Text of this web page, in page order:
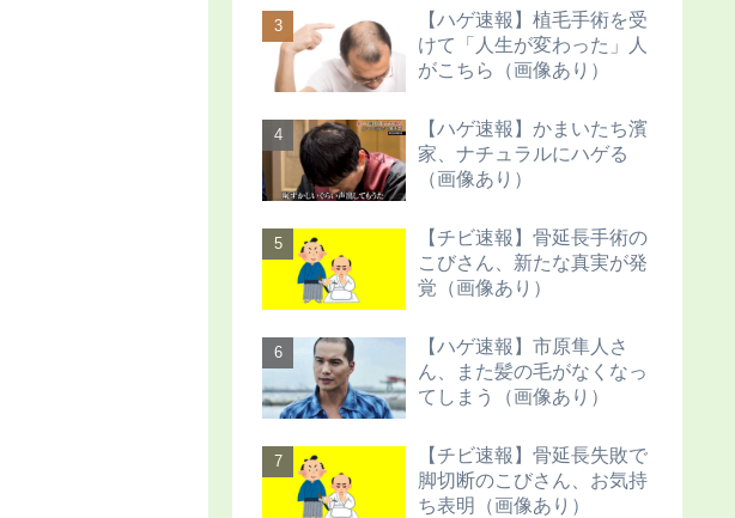
【ハゲ速報】植毛手術を受
けて「人生が変わった」人
がこちら（画像あり）
【ハゲ速報】かまいたち濱
家、ナチュラルにハゲる
（画像あり）
【チビ速報】骨延長手術の
こびさん、新たな真実が発
覚（画像あり）
【ハゲ速報】市原隼人さ
ん、また髪の毛がなくなっ
てしまう（画像あり）
【チビ速報】骨延長失敗で
脚切断のこびさん、お気持
ち表明（画像あり）